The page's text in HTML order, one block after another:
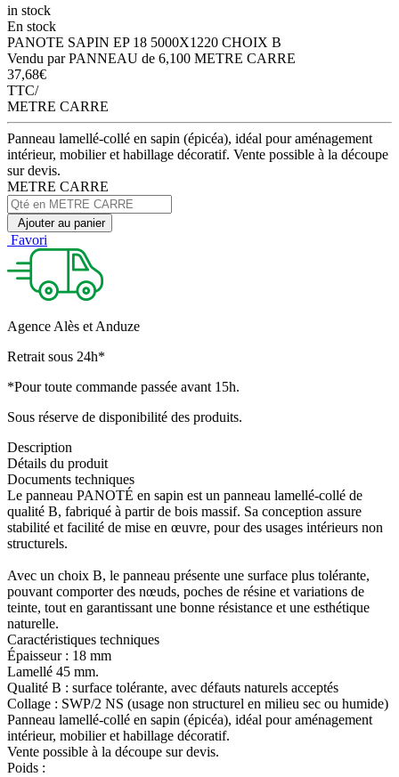
in stock
En stock
PANOTE SAPIN EP 18 5000X1220 CHOIX B
Vendu par PANNEAU de 6,100 METRE CARRE
37,68€
TTC/
METRE CARRE
Panneau lamellé-collé en sapin (épicéa), idéal pour aménagement
intérieur, mobilier et habillage décoratif. Vente possible à la découpe
sur devis.
METRE CARRE
Ajouter au panier
Favori
Agence Alès et Anduze
Retrait sous 24h*
*Pour toute commande passée avant 15h.
Sous réserve de disponibilité des produits.
Description
Détails du produit
Documents techniques
Le panneau PANOTÉ en sapin est un panneau lamellé-collé de
qualité B, fabriqué à partir de bois massif. Sa conception assure
stabilité et facilité de mise en œuvre, pour des usages intérieurs non
structurels.
Avec un choix B, le panneau présente une surface plus tolérante,
pouvant comporter des nœuds, poches de résine et variations de
teinte, tout en garantissant une bonne résistance et une esthétique
naturelle.
Caractéristiques techniques
Épaisseur : 18 mm
Lamellé 45 mm.
Qualité B : surface tolérante, avec défauts naturels acceptés
Collage : SWP/2 NS (usage non structurel en milieu sec ou humide)
Panneau lamellé-collé en sapin (épicéa), idéal pour aménagement
intérieur, mobilier et habillage décoratif.
Vente possible à la découpe sur devis.
Poids :